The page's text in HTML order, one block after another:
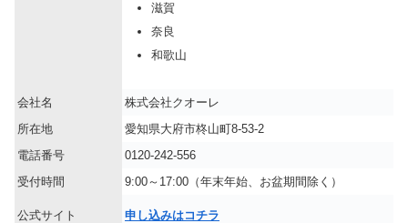
滋賀
奈良
和歌山
会社名
株式会社クオーレ
所在地
愛知県大府市柊山町8-53-2
電話番号
0120-242-556
受付時間
9:00～17:00（年末年始、お盆期間除く）
公式サイト 申し込みはコチラ